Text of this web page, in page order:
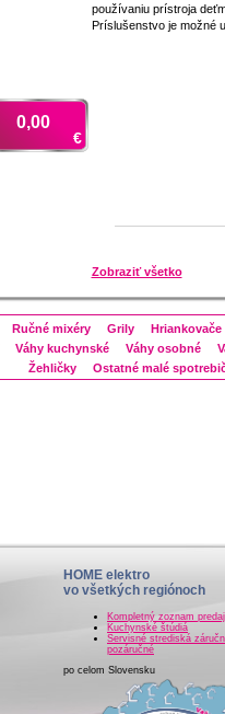
používaniu prístroja
Príslušenstvo je možné
0,00
€
Zobraziť všetko
Ručné mixéry Grily
Váhy kuchynské Váhy osobné
Žehličky
Ostatné malé
HOME elektro
vo všetkých regiónoch
Kompletný zoznam
Kuchynské štúdiá
Servisné strediská
pozáručné
po celom Slovensku